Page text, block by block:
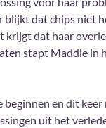
blijkt dat chips niet
krijgt dat haar
stapt Maddie in
en dit
uit het